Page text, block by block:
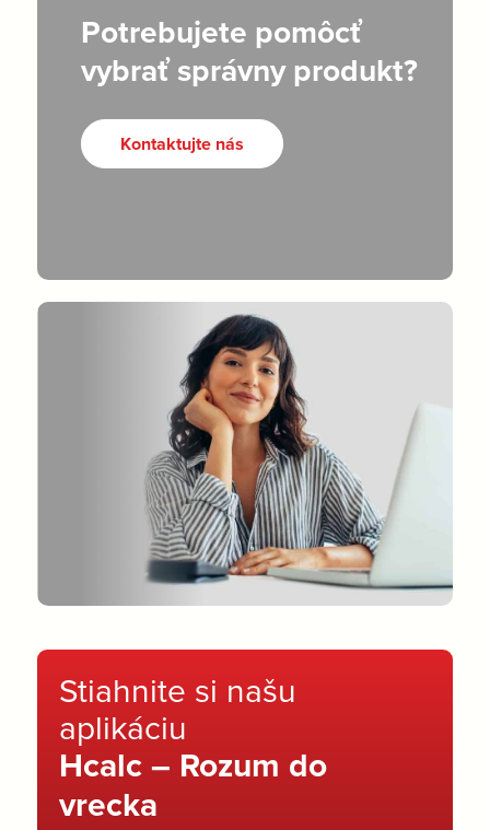
Potrebujete pomôcť
vybrať správny produkt?
Kontaktujte nás
Stiahnite si našu
aplikáciu
Hcalc – Rozum do
vrecka